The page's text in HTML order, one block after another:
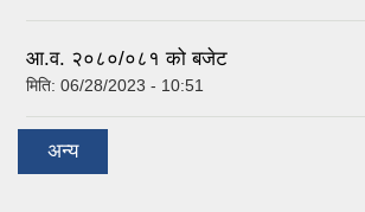
आ.व. २०८०/०८१ को बजेट
मिति: 06/28/2023 - 10:51
अन्य